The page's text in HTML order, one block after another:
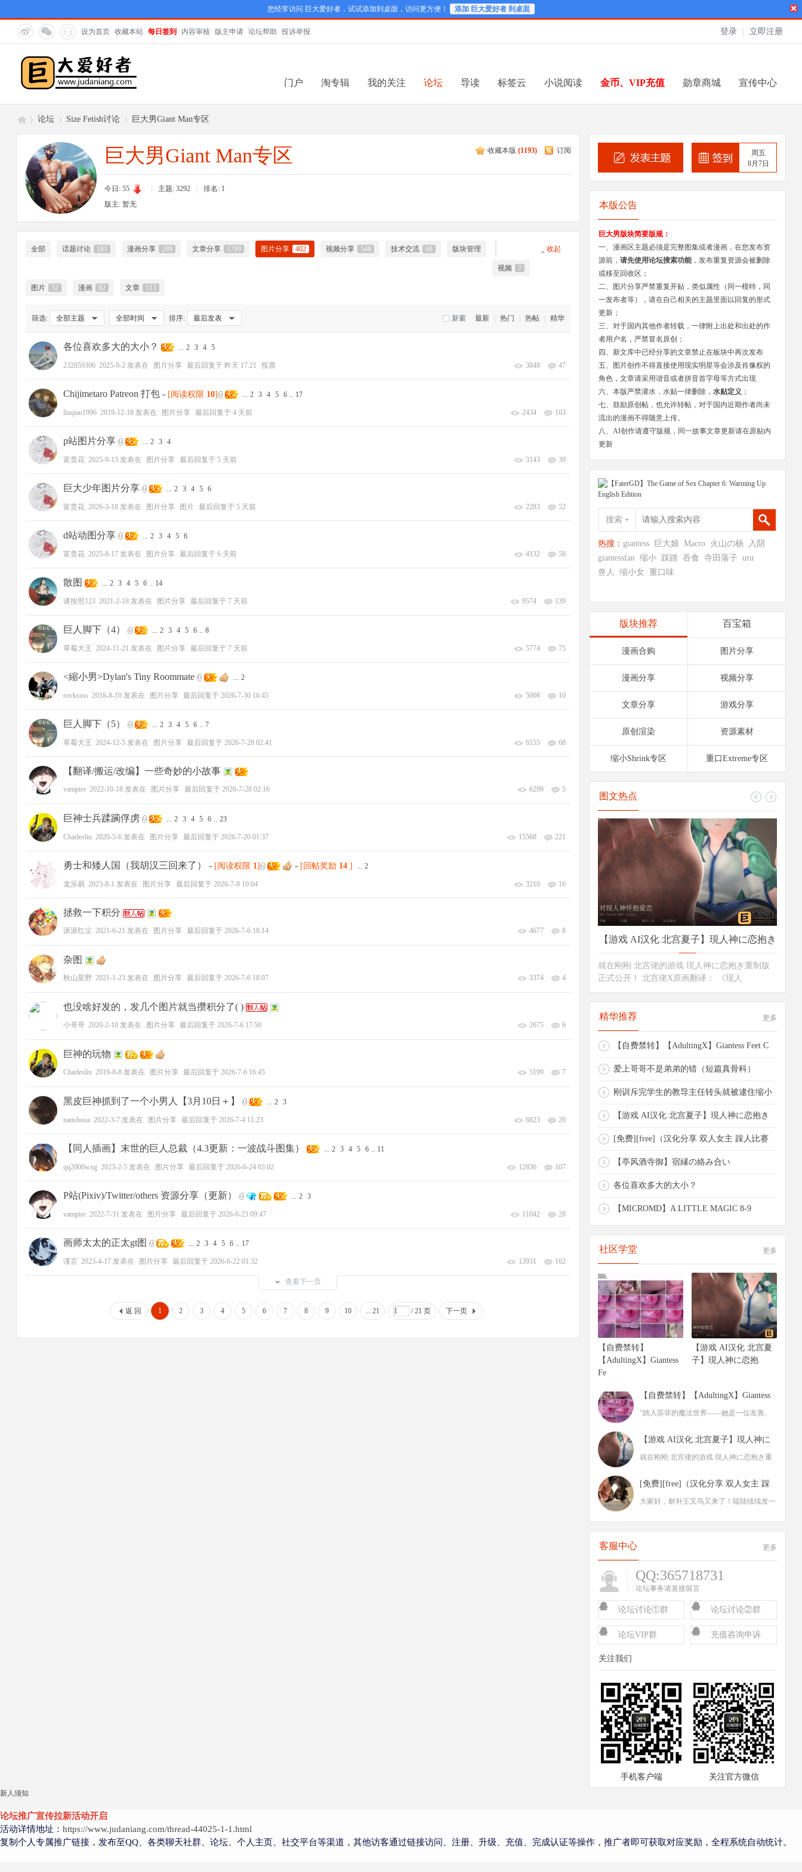
您经常访问 巨大爱好者，试试添加到桌面，访问更方便！ 添加 巨大爱好者 到桌面
登录 立即注册
设为首页 收藏本站 每日签到 内容审核 版主申请 论坛帮助 投诉举报
门户 淘专辑 我的关注 论坛 导读 标签云 小说阅读 金币、VIP充值 勋章商城 宣传中心
»
论坛
›
Size Fetish讨论 巨大男Giant Man专区
收藏本版(1193) 订阅
巨大男Giant Man专区
今日: 55 主题: 3292 排名: 1
版主: 暂无
收起
全部 话题讨论 181 漫画分享 289 文章分享 1799 图片分享 402 视频分享 548 技术交流 68 版块管理
视频 7
图片 32 漫画 82 文章 113
最新 热门 热帖 精华
新窗
筛选: 全部主题 全部时间 排序: 最后发表
各位喜欢多大的大小？ ... 2 3 4 5
3848 47
232859306 2025-9-2发表在 图片分享 最后回复于 昨天 17:21 投票
Chijimetaro Patreon 打包- [阅读权限 10] ... 2 3 4 5 6 .. 17
2434 163
linqiao1996 2019-12-18发表在 图片分享 最后回复于 4 天前
p站图片分享 ... 2 3 4
3143 39
富贵花 2025-9-13发表在 图片分享 最后回复于 5 天前
巨大少年图片分享 ... 2 3 4 5 6
2283 52
富贵花 2026-3-18发表在 图片分享 图片 最后回复于 5 天前
d站动图分享 ... 2 3 4 5 6
4132 58
富贵花 2025-8-17发表在 图片分享 最后回复于 6 天前
散图 ... 2 3 4 5 6 .. 14
9574 139
请按照123 2021-2-18发表在 图片分享 最后回复于 7 天前
巨人脚下（4） ... 2 3 4 5 6 .. 8
5774 75
草莓大王 2024-11-21 发表在 图片分享 最后回复于 7 天前
<縮小男>Dylan's Tiny Roommate ... 2
5008 10
rovkssss 2018-8-10发表在 图片分享 最后回复于 2026-7-30 16:45
巨人脚下（5） ... 2 3 4 5 6 .. 7
6155 68
草莓大王 2024-12-5发表在 图片分享 最后回复于 2026-7-28 02:41
【翻译/搬运/改编】一些奇妙的小故事
6299 5
vampire 2022-10-18发表在 图片分享 最后回复于 2026-7-28 02:16
巨神士兵蹂躏俘虏 ... 2 3 4 5 6 .. 23
15568 221
Charlesliu 2020-5-6发表在 图片分享 最后回复于 2026-7-20 01:37
勇士和矮人国（我胡汉三回来了） - [阅读权限 1] - [回帖奖励 14] ... 2
3210 16
龙乐易 2023-8-1 发表在 图片分享 最后回复于 2026-7-8 10:04
拯救一下积分
4677 8
滚滚红尘 2021-6-21 发表在 图片分享 最后回复于 2026-7-6 18:14
杂图
3374 4
秋山星野 2021-1-23发表在 图片分享 最后回复于 2026-7-6 18:07
也没啥好发的，发几个图片就当攒积分了( )
2675 6
小哥哥 2020-2-10发表在 图片分享 最后回复于 2026-7-6 17:50
巨神的玩物
5199 7
Charlesliu 2019-8-8发表在 图片分享 最后回复于 2026-7-6 16:45
黑皮巨神抓到了一个小男人【3月10日＋】 ... 2 3
6823 20
nanshoua 2022-3-7发表在 图片分享 最后回复于 2026-7-4 11:23
【同人插画】末世的巨人总裁（4.3更新：一波战斗图集） ... 2 3 4 5 6 .. 11
12836 107
qq2000wxg 2023-2-5发表在 图片分享 最后回复于 2026-6-24 03:02
P站(Pixiv)/Twitter/others 资源分享（更新） ... 2 3
11042 28
vampire 2022-7-31 发表在 图片分享 最后回复于 2026-6-23 09:47
画师太太的正太gt图 ... 2 3 4 5 6 .. 17
13931 162
谨言 2023-4-17发表在 图片分享 最后回复于 2026-6-22 01:32
查看下一页
返 回 1 2 3 4 5 6 7 8 9 10 ... 21 / 21 页 下一页
周五
8月7日
本版公告
巨大男版块简要版规：
一、漫画区主题必须是完整图集或者漫画，在您发布资
源前，请先使用论坛搜索功能，发布重复资源会被删除
或移至回收区；
二、图片分享严禁重复开贴，类似属性（同一模特，同
一发布者等），请在自己相关的主题里面以回复的形式
更新；
三、对于国内其他作者转载，一律附上出处和出处的作
者用户名，严禁冒名原创；
四、新文库中已经分享的文章禁止在板块中再次发布
五、图片创作不得直接使用现实明星等会涉及肖像权的
角色，文章请采用谐音或者拼音首字母等方式出现
六、本版严禁灌水，水贴一律删除，水贴定义 ；
七、鼓励原创帖，也允许转帖，对于国内近期作者尚未
流出的漫画不得随意上传。
八、AI创作请遵守版规，同一故事文章更新请在原贴内
更新
搜索
热搜： giantess 巨大娘 Macro 火山の杨
入阴
giantessfan 缩小 踩踏 吞食 寺田落子
uru
兽人
缩小女 重口味
版块推荐 百宝箱
漫画合购 图片分享
漫画分享 视频分享
文章分享 游戏分享
原创渲染 资源素材
缩小Shrink专区 重口Extreme专区
图文热点
【游戏 AI汉化 北宫夏子】現人神に恋抱き
（
就在刚刚 北宫佬的游戏 現人神に恋抱き重制版
正式公开！ 北宫佬X原画翻译： 《现人
更多
精华推荐
【自费禁转】【AdultingX】Giantess Feet C
爱上哥哥不是弟弟的错（短篇真骨科）
刚训斥完学生的教导主任转头就被逮住缩小
的
【游戏 AI汉化 北宫夏子】現人神に恋抱き
（
[免费][free]（汉化分享 双人女主 踩人比赛
【亭风酒寺御】宿縁の絡み合い
各位喜欢多大的大小？
【MICROMD】A LITTLE MAGIC 8-9
更多
社区学堂
【自费禁转】
【AdultingX】Giantess
Fe
【游戏 AI汉化 北宫夏
子】現人神に恋抱
【自费禁转】【AdultingX】Giantess
Feet C
"踏入苏菲的魔法世界——她是一位友善、
【游戏 AI汉化 北宫夏子】現人神に
恋抱き（
就在刚刚 北宫佬的游戏 現人神に恋抱き重
[免费][free]（汉化分享 双人女主 踩
人比赛
大家好，耐补王又鸟又来了！陆陆续续发一
更多
客服中心
QQ:365718731
论坛事务请直接留言
论坛讨论①群
（已满）
论坛讨论②群
论坛VIP群 充值咨询申诉
关注我们
手机客户端 关注官方微信
新人须知
论坛推广宣传拉新活动开启
活动详情地址： https://www.judaniang.com/thread-44025-1-1.html
复制个人专属推广链接，发布至QQ、各类聊天社群、论坛、个人主页、社交平台等渠道，其他访客通过链接访问、注册、升级、充值、完成认证等操作，推广者即可获取对应奖励，全程系统自动统计。